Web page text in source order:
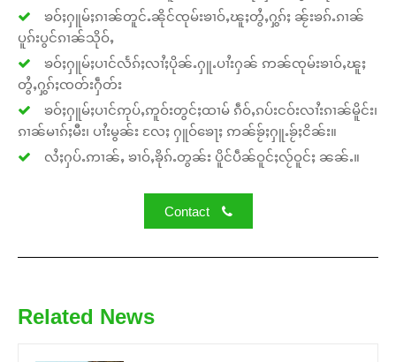
ၶဝ်ႈႁူမ်ႈၵၢၼ်တူင်ႉၼိုင်ၸုမ်းၶၢဝ်ႇၽူႈတွႆႇႁွၵ်ႈ ၼႂ်းၶၵ်ႉၵၢၼ်
ပူၵ်းပွင်ၵၢၼ်သိုဝ်ႇ
ၶဝ်ႈႁူမ်ႈပၢင်လႅၵ်ႈလၢႆႈပိုၼ်ႉႁူႉပၢႆးႁၼ် ဢၼ်ၸုမ်းၶၢဝ်ႇၽူႈ
တွႆႇႁွၵ်ႈၸတ်းႁဵတ်း
ၶဝ်ႈႁူမ်ႈပၢင်ဢုပ်ႇဢူဝ်းတွင်ႈထၢမ် ၵဵဝ်ႇၵပ်းငဝ်းလၢႆးၵၢၼ်မိူင်း၊
ၵၢၼ်မၢၵ်ႈမီး၊ ပၢႆးမွၼ်း လႄႈ ႁူဝ်ၶေႃႈ ဢၼ်ၶႂ်ႈႁူႉၶႂ်ႈငိၼ်း။
လႆႈႁပ်ႉဢၢၼ်ႇ ၶၢဝ်ႇၶိုၵ်ႉတွၼ်း ပိူင်ပဵၼ်ဝူင်ႈလႂ်ဝူင်ႈ ၼၼ်ႉ။
Contact
Related News